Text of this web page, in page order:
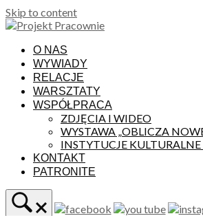
Skip to content
O NAS
WYWIADY
RELACJE
WARSZTATY
WSPÓŁPRACA
ZDJĘCIA I WIDEO
WYSTAWA „OBLICZA
INSTYTUCJE KULTURALNE
KONTAKT
PATRONITE